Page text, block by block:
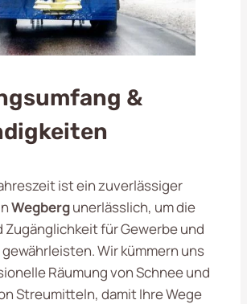
&
ist ein zuverlässiger
Wegbergunerlässlich, um die
Zugänglichkeit für Gewerbe und
Wir kümmern uns
Räumung von Schnee und
Streumitteln, damit Ihre Wege